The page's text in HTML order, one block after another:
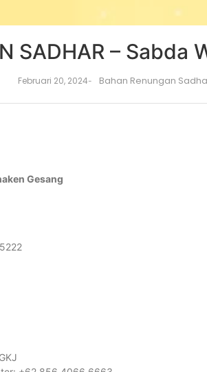
SADHAR –
Februari 20, 2024- Bahan Renungan
Gesang